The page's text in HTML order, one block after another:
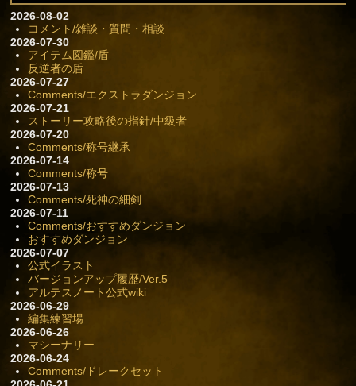
2026-08-02
コメント/雑談・質問・相談
2026-07-30
アイテム図鑑/盾
反逆者の盾
2026-07-27
Comments/エクストラダンジョン
2026-07-21
ストーリー攻略後の指針/中級者
2026-07-20
Comments/称号継承
2026-07-14
Comments/称号
2026-07-13
Comments/死神の細剣
2026-07-11
Comments/おすすめダンジョン
おすすめダンジョン
2026-07-07
公式イラスト
バージョンアップ履歴/Ver.5
アルテスノート公式wiki
2026-06-29
編集練習場
2026-06-26
マシーナリー
2026-06-24
Comments/ドレークセット